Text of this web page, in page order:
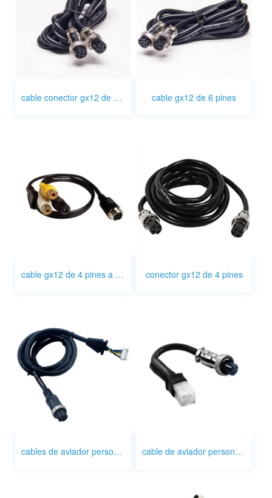
cable conector gx12 de 6 pines cable gx12 de 6 pines
cable gx12 de 4 pines a rca conector gx12 de 4 pines
cables de aviador personalizados cable de aviador personalizado